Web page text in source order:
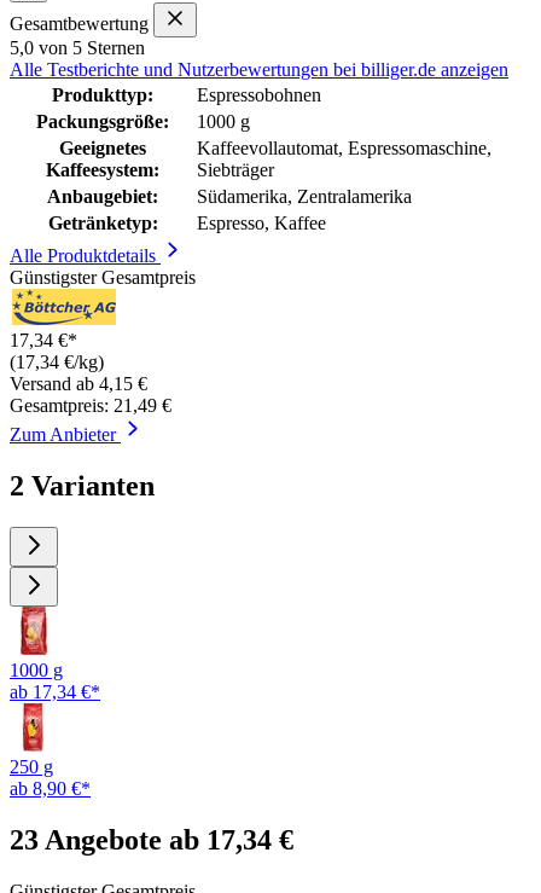
Gesamtbewertung
5,0 von 5 Sternen
Alle Testberichte und Nutzerbewertungen bei billiger.de anzeigen
Produkttyp:
Espressobohnen
Packungsgröße:
1000 g
Geeignetes
Kaffeesystem:
Kaffeevollautomat, Espressomaschine,
Siebträger
Anbaugebiet:
Südamerika, Zentralamerika
Getränketyp:
Espresso, Kaffee
Alle Produktdetails
Günstigster Gesamtpreis
17,34 €*
(17,34 €/kg)
Versand ab 4,15 €
Gesamtpreis: 21,49 €
Zum Anbieter
2 Varianten
1000 g
ab 17,34 €*
250 g
ab 8,90 €*
23 Angebote ab 17,34 €